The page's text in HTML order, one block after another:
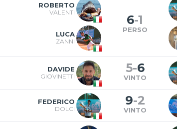
ROBERTO
VALENTI
LUCA
ZANNI
6-1
PERSO
DAVIDE
GIOVINETTI
5-6
VINTO
FEDERICO
DOLCI
9-2
VINTO